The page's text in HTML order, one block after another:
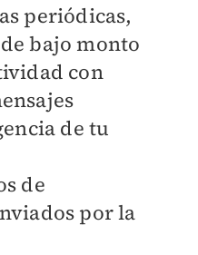
periódicas,
bajo monto
con
de tu
de
por la